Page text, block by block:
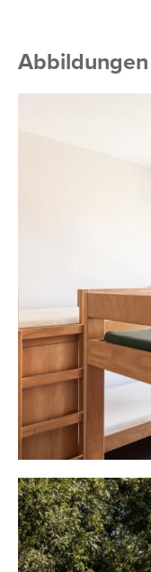
Abbildungen